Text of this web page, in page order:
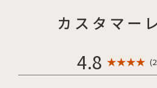
カスタマー
4.8 ★ ★ ★ ★